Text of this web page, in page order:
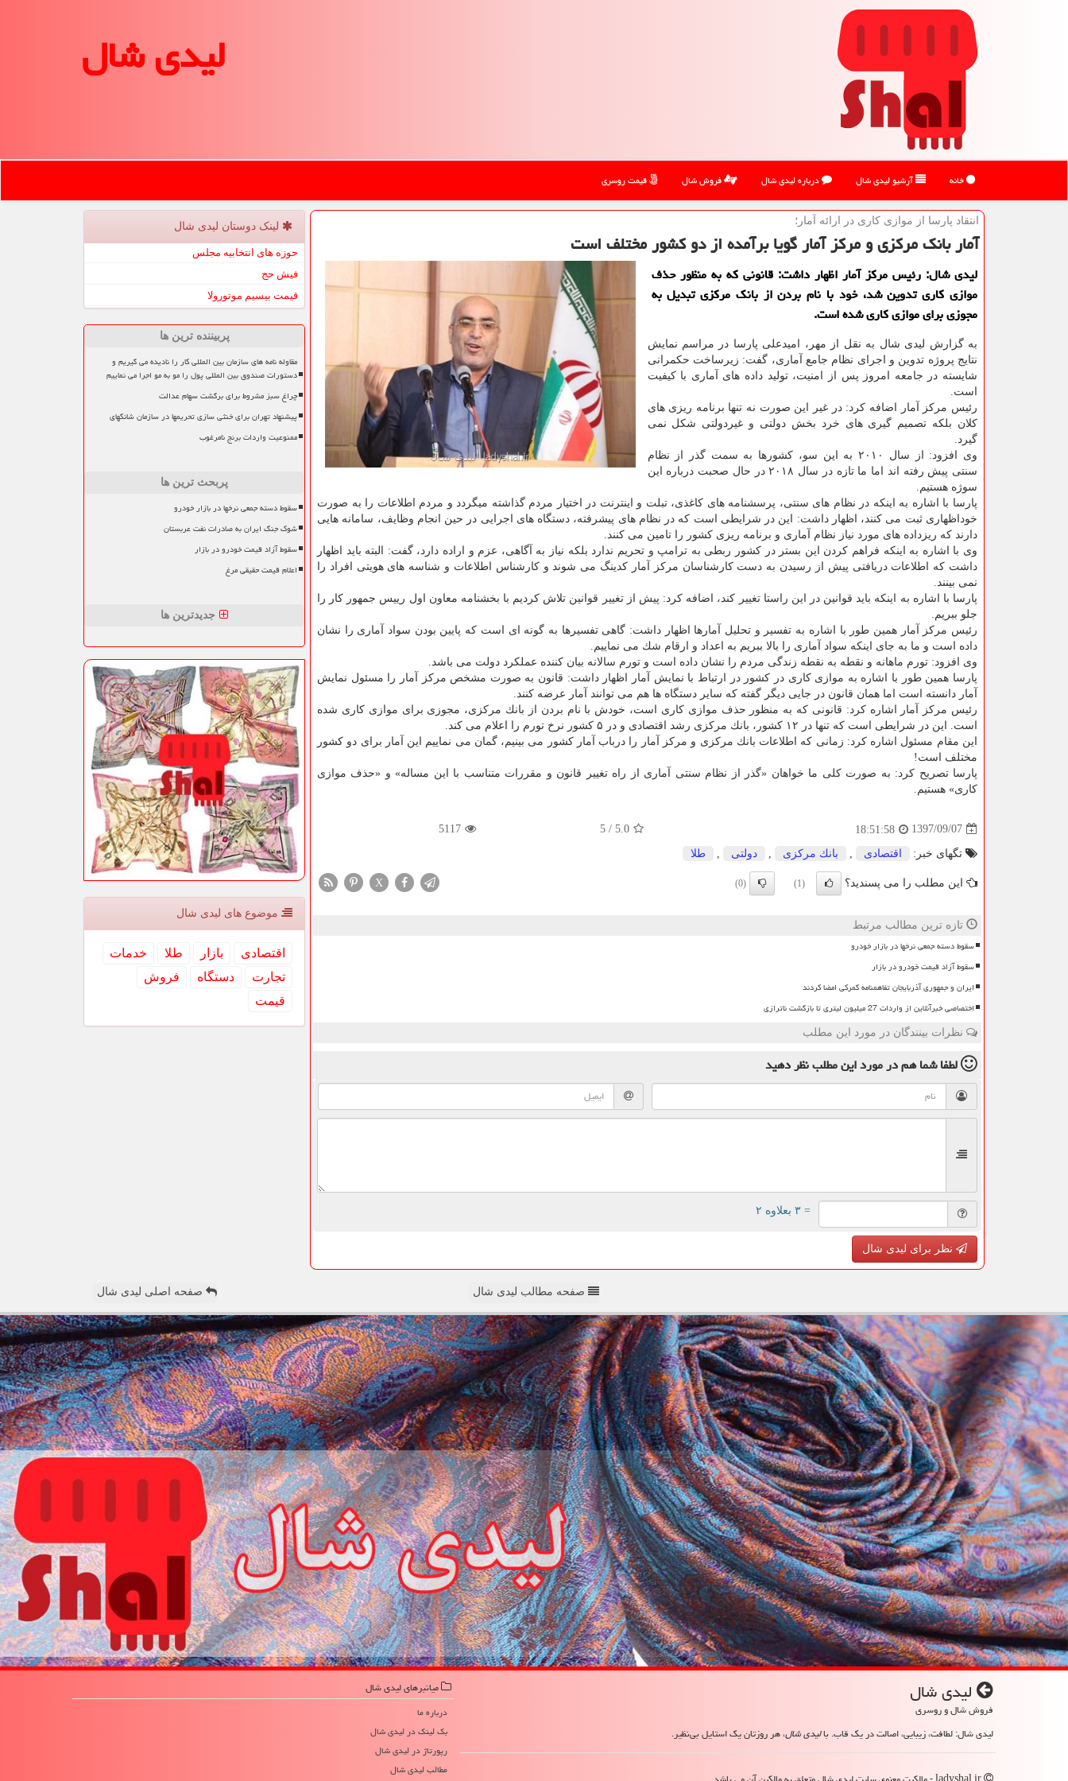
لیدی شال
خانه آرشیو لیدی شال درباره لیدی شال فروش شال قیمت روسری
انتقاد پارسا از موازی كاری در ارائه آمار؛
آمار بانك مركزی و مركز آمار گویا برآمده از دو كشور مختلف است
لیدی شال: رئیس مركز آمار اظهار داشت: قانونی كه به منظور حذف
موازی كاری تدوین شد، خود با نام بردن از بانك مركزی تبدیل به
مجوزی برای موازی كاری شده است.
به گزارش لیدی شال به نقل از مهر، امیدعلی پارسا در مراسم نمایش
نتایج پروژه تدوین و اجرای نظام جامع آماری، گفت: زیرساخت حكمرانی
شایسته در جامعه امروز پس از امنیت، تولید داده های آماری با كیفیت
است.
رئیس مركز آمار اضافه كرد: در غیر این صورت نه تنها برنامه ریزی های
كلان بلكه تصمیم گیری های خرد بخش دولتی و غیردولتی شكل نمی
گیرد.
وی افزود: از سال ۲۰۱۰ به این سو، كشورها به سمت گذر از نظام
سنتی پیش رفته اند اما ما تازه در سال ۲۰۱۸ در حال صحبت درباره این
سوژه هستیم.
پارسا با اشاره به اینكه در نظام های سنتی، پرسشنامه های كاغذی، تبلت و اینترنت در اختیار مردم گذاشته میگردد و مردم اطلاعات را به صورت
خوداظهاری ثبت می كنند، اظهار داشت: این در شرایطی است كه در نظام های پیشرفته، دستگاه های اجرایی در حین انجام وظایف، سامانه هایی
دارند كه ریزداده های مورد نیاز نظام آماری و برنامه ریزی كشور را تامین می كنند.
وی با اشاره به اینكه فراهم كردن این بستر در كشور ربطی به ترامپ و تحریم ندارد بلكه نیاز به آگاهی، عزم و اراده دارد، گفت: البته باید اظهار
داشت كه اطلاعات دریافتی پیش از رسیدن به دست كارشناسان مركز آمار كدینگ می شوند و كارشناس اطلاعات و شناسه های هویتی افراد را
نمی بینند.
پارسا با اشاره به اینكه باید قوانین در این راستا تغییر كند، اضافه كرد: پیش از تغییر قوانین تلاش كردیم با بخشنامه معاون اول رییس جمهور كار را
جلو ببریم.
رئیس مركز آمار همین طور با اشاره به تفسیر و تحلیل آمارها اظهار داشت: گاهی تفسیرها به گونه ای است كه پایین بودن سواد آماری را نشان
داده است و ما به جای اینكه سواد آماری را بالا ببریم به اعداد و ارقام شك می نماییم.
وی افزود: تورم ماهانه و نقطه به نقطه زندگی مردم را نشان داده است و تورم سالانه بیان كننده عملكرد دولت می باشد.
پارسا همین طور با اشاره به موازی كاری در كشور در ارتباط با نمایش آمار اظهار داشت: قانون به صورت مشخص مركز آمار را مسئول نمایش
آمار دانسته است اما همان قانون در جایی دیگر گفته كه سایر دستگاه ها هم می توانند آمار عرضه كنند.
رئیس مركز آمار اشاره كرد: قانونی كه به منظور حذف موازی كاری است، خودش با نام بردن از بانك مركزی، مجوزی برای موازی كاری شده
است. این در شرایطی است كه تنها در ۱۲ كشور، بانك مركزی رشد اقتصادی و در ۵ كشور نرخ تورم را اعلام می كند.
این مقام مسئول اشاره كرد: زمانی كه اطلاعات بانك مركزی و مركز آمار را درباب آمار كشور می بینیم، گمان می نماییم این آمار برای دو كشور
مختلف است!
پارسا تصریح كرد: به صورت كلی ما خواهان «گذر از نظام سنتی آماری از راه تغییر قانون و مقررات متناسب با این مساله» و «حذف موازی
كاری» هستیم.
1397/09/07
18:51:58
5.0
/
5
5117
تگهای خبر: اقتصادی بانك مركزی دولتی طلا
این مطلب را می پسندید؟ (1)
(0)
X
تازه ترین مطالب مرتبط
سقوط دسته جمعی نرخها در بازار خودرو
سقوط آزاد قیمت خودرو در بازار
ایران و جمهوری آذربایجان تفاهمنامه گمرکی امضا کردند
اختصاصی خبرآنلاین از واردات 27 میلیون لیتری تا بازگشت ناترازی
نظرات بینندگان در مورد این مطلب
لطفا شما همدر مورد این مطلبنظر دهید
= ۳ بعلاوه ۲
نظر برای لیدی شال
لینک دوستان لیدی شال
حوزه های انتخابیه مجلس
فیش حج
قیمت بیسیم موتورولا
پربیننده ترین ها
مقاوله نامه های سازمان بین المللی کار را نادیده می گیریم و
دستورات صندوق بین المللی پول را مو به مو اجرا می نماییم
چراغ سبز مشروط برای برگشت سهام عدالت
پیشنهاد تهران برای خنثی سازی تحریمها در سازمان شانگهای
ممنوعیت واردات برنج نامرغوب
پربحث ترین ها
سقوط دسته جمعی نرخها در بازار خودرو
شوک جنگ ایران به صادرات نفت عربستان
سقوط آزاد قیمت خودرو در بازار
اعلام قیمت حقیقی مرغ
جدیدترین ها
موضوع های لیدی شال
اقتصادی بازار طلا
خدمات
تجارت
دستگاه
فروش
قیمت
صفحه مطالب لیدی شال صفحه اصلی لیدی شال
لیدی شال
فروش شال و روسری
لیدی شال: لطافت، زیبایی، اصالت در یک قاب. بالیدی شال، هر روزتان یک استایل بی‌نظیر.
میانبرهای لیدی شال
درباره ما
بک لینک در لیدی شال
رپورتاژ در لیدی شال
مطالب لیدی شال